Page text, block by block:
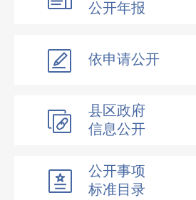
公开年报
依申请公开
县区政府
信息公开
公开事项
标准目录